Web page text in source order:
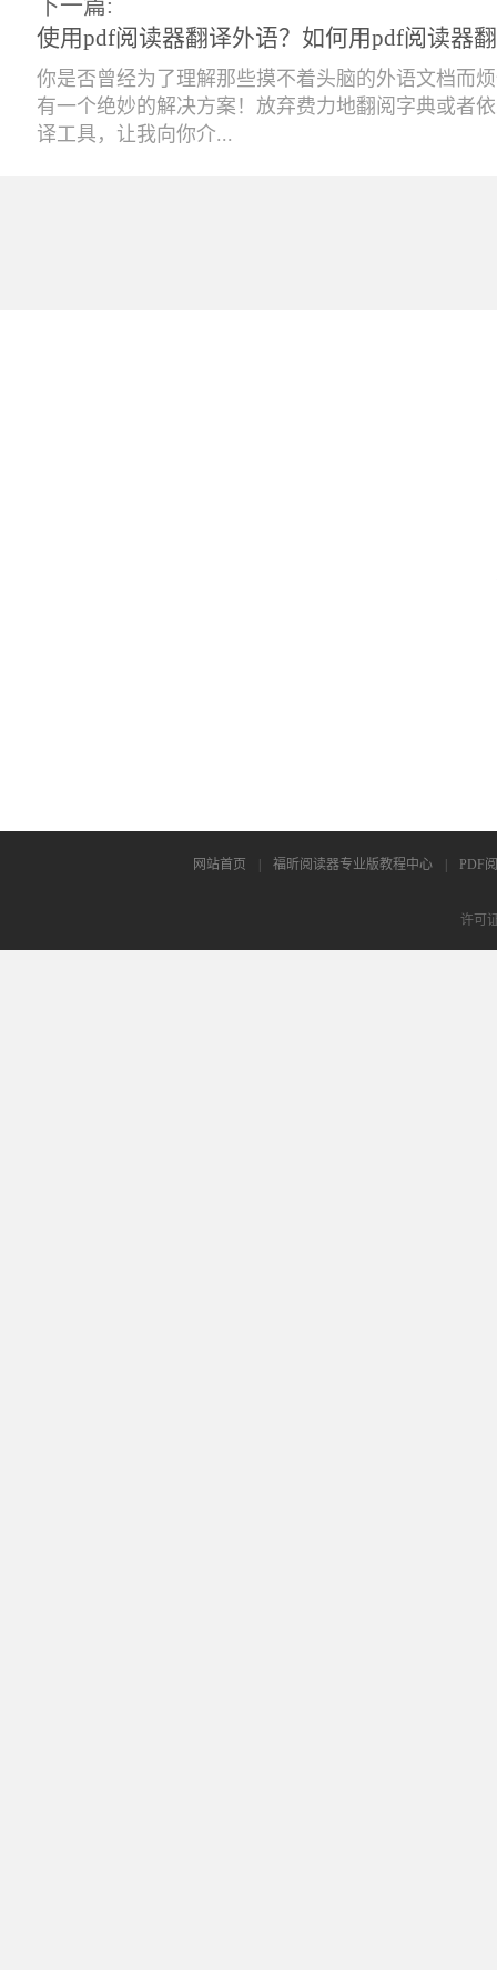
下一篇:
使用pdf阅读器翻译外语？如何用pdf阅读器
你是否曾经为了理解那些摸不着头脑的外语文档而
有一个绝妙的解决方案！放弃费力地翻阅字典或者
译工具，让我向你介...
网站首页 福昕阅读器专业版教程中心 PDF
许可